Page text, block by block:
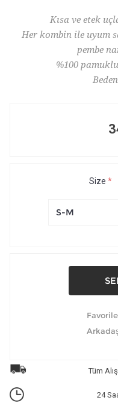
Kısa ve etek
Her kombin ile uyum
pembe
%100
Size *
Tüm
24